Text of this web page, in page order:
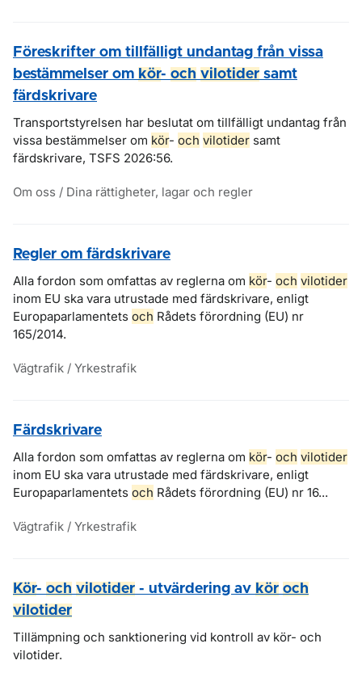
Föreskrifter om tillfälligt undantag från vissa
bestämmelser om kör- och vilotider samt
färdskrivare
Transportstyrelsen har beslutat om tillfälligt undantag från
vissa bestämmelser om kör- och vilotider samt
färdskrivare, TSFS 2026:56.
Om oss / Dina rättigheter, lagar och regler
Regler om färdskrivare
Alla fordon som omfattas av reglerna om kör- och vilotider
inom EU ska vara utrustade med färdskrivare, enligt
Europaparlamentets och Rådets förordning (EU) nr
165/2014.
Vägtrafik / Yrkestrafik
Färdskrivare
Alla fordon som omfattas av reglerna om kör- och vilotider
inom EU ska vara utrustade med färdskrivare, enligt
Europaparlamentets och Rådets förordning (EU) nr 16...
Vägtrafik / Yrkestrafik
Kör- och vilotider - utvärdering av kör och
vilotider
Tillämpning och sanktionering vid kontroll av kör- och
vilotider.